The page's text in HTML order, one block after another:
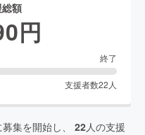
額
円
終了
支援者数22 人
募集を開始し、 22人の支援